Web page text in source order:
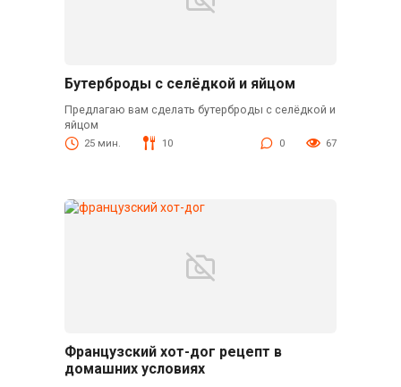
Бутерброды с селёдкой и яйцом
Предлагаю вам сделать бутерброды с селёдкой и
яйцом
25 мин. 10 0 67
Французский хот-дог рецепт в
домашних условиях